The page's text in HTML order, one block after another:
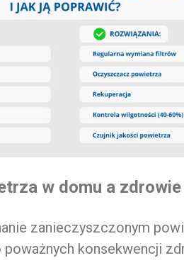
w domu a zdrowie
zanieczyszczonym
konsekwencji